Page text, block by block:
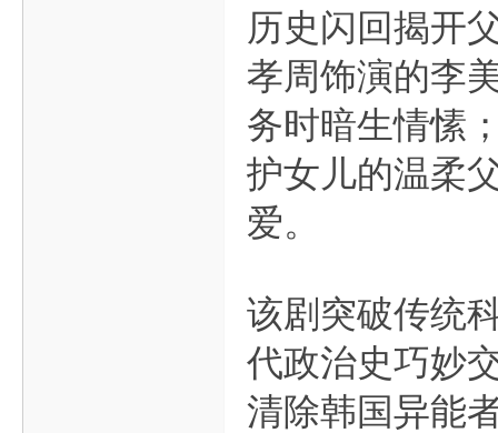
历史闪回揭开
孝周饰演的李
务时暗生情愫
护女儿的温柔
爱。
该剧突破传统
代政治史巧妙
清除韩国异能